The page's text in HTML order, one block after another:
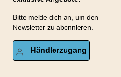
Bitte melde dich an, um den
Newsletter zu abonnieren.
Händlerzugang